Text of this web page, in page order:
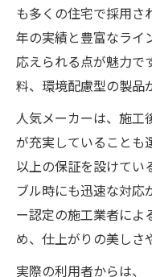
も多くの住宅で採用さ
年の実績と豊富なライ
応えられる点が魅力で
料、環境配慮型の製品
人気メーカーは、施工
が充実していることも
以上の保証を設けてい
ブル時にも迅速な対応
ー認定の施工業者によ
め、仕上がりの美しさ
実際の利用者からは、